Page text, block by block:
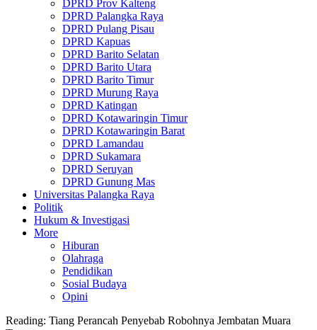
DPRD Prov Kalteng
DPRD Palangka Raya
DPRD Pulang Pisau
DPRD Kapuas
DPRD Barito Selatan
DPRD Barito Utara
DPRD Barito Timur
DPRD Murung Raya
DPRD Katingan
DPRD Kotawaringin Timur
DPRD Kotawaringin Barat
DPRD Lamandau
DPRD Sukamara
DPRD Seruyan
DPRD Gunung Mas
Universitas Palangka Raya
Politik
Hukum & Investigasi
More
Hiburan
Olahraga
Pendidikan
Sosial Budaya
Opini
Reading: Tiang Perancah Penyebab Robohnya Jembatan Muara